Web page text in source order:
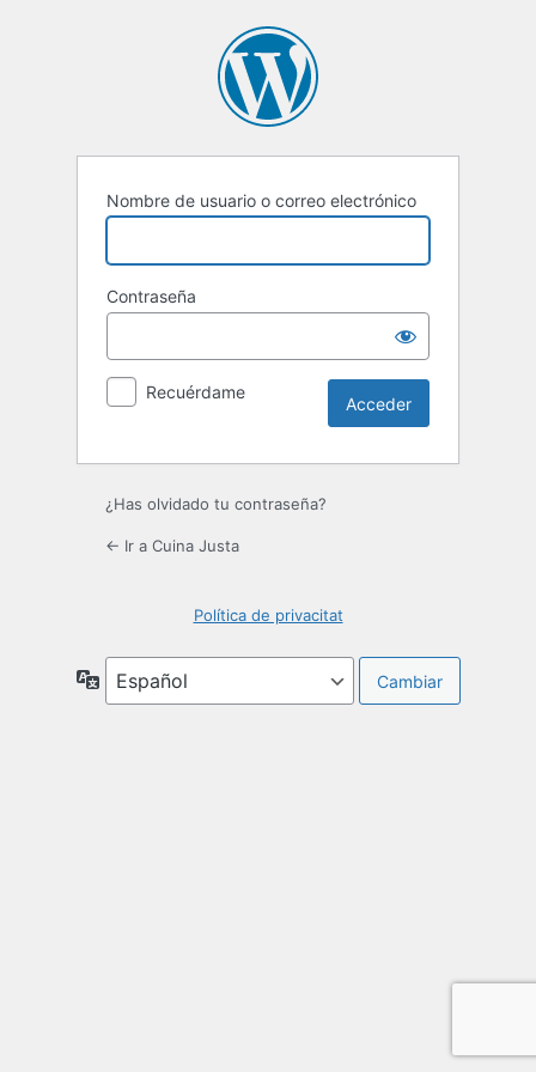
Nombre de usuario o correo electrónico
Contraseña
Recuérdame
¿Has olvidado tu contraseña?
← Ir a Cuina Justa
Política de privacitat
Idioma